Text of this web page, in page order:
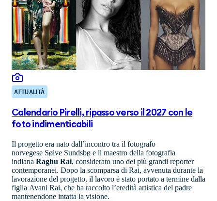
ATTUALITÀ
Calendario Pirelli, ripasso verso il 2027 con le
foto indimenticabili
Il progetto era nato dall’incontro tra il fotografo
norvegese Sølve Sundsbø e il maestro della fotografia
indiana Raghu Rai, considerato uno dei più grandi reporter
contemporanei. Dopo la scomparsa di Rai, avvenuta durante la
lavorazione del progetto, il lavoro è stato portato a termine dalla
figlia Avani Rai, che ha raccolto l’eredità artistica del padre
mantenendone intatta la visione.